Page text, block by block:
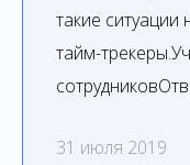
такие
тайм-
31 июля 2019